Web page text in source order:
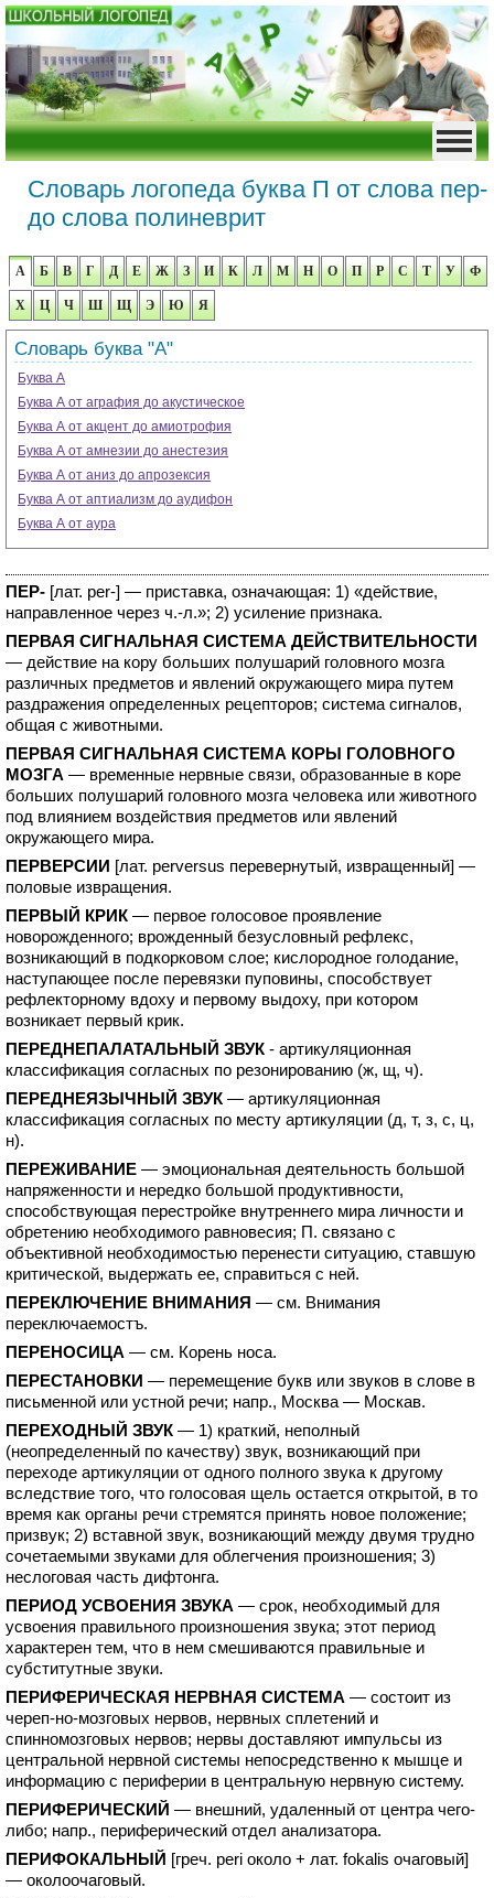
Словарь логопеда буква П от слова пер-
до слова полиневрит
А Б В Г Д Е Ж З И К Л М Н О П Р С Т У Ф
Х Ц Ч Ш Щ Э Ю Я
Словарь буква "А"
Буква А
Буква А от аграфия до акустическое
Буква А от акцент до амиотрофия
Буква А от амнезии до анестезия
Буква А от аниз до апрозексия
Буква А от аптиализм до аудифон
Буква А от аура
ПЕР- [лат. per-] — приставка, означающая: 1) «действие,
направленное через ч.-л.»; 2) усиление признака.
ПЕРВАЯ СИГНАЛЬНАЯ СИСТЕМА ДЕЙСТВИТЕЛЬНОСТИ
— действие на кору больших полушарий головного мозга
различных предметов и явлений окружающего мира путем
раздражения определенных рецепторов; система сигналов,
общая с животными.
ПЕРВАЯ СИГНАЛЬНАЯ СИСТЕМА КОРЫ ГОЛОВНОГО
МОЗГА — временные нервные связи, образованные в коре
больших полушарий головного мозга человека или животного
под влиянием воздействия предметов или явлений
окружающего мира.
ПЕРВЕРСИИ [лат. perversus перевернутый, извращенный] —
половые извращения.
ПЕРВЫЙ КРИК — первое голосовое проявление
новорожденного; врожденный безусловный рефлекс,
возникающий в подкорковом слое; кислородное голодание,
наступающее после перевязки пуповины, способствует
рефлекторному вдоху и первому выдоху, при котором
возникает первый крик.
ПЕРЕДНЕПАЛАТАЛЬНЫЙ ЗВУК - артикуляционная
классификация согласных по резонированию (ж, щ, ч).
ПЕРЕДНЕЯЗЫЧНЫЙ ЗВУК — артикуляционная
классификация согласных по месту артикуляции (д, т, з, с, ц,
н).
ПЕРЕЖИВАНИЕ — эмоциональная деятельность большой
напряженности и нередко большой продуктивности,
способствующая перестройке внутреннего мира личности и
обретению необходимого равновесия; П. связано с
объективной необходимостью перенести ситуацию, ставшую
критической, выдержать ее, справиться с ней.
ПЕРЕКЛЮЧЕНИЕ ВНИМАНИЯ — см. Внимания
переключаемостъ.
ПЕРЕНОСИЦА — см. Корень носа.
ПЕРЕСТАНОВКИ — перемещение букв или звуков в слове в
письменной или устной речи; напр., Москва — Москав.
ПЕРЕХОДНЫЙ ЗВУК — 1) краткий, неполный
(неопределенный по качеству) звук, возникающий при
переходе артикуляции от одного полного звука к другому
вследствие того, что голосовая щель остается открытой, в то
время как органы речи стремятся принять новое положение;
призвук; 2) вставной звук, возникающий между двумя трудно
сочетаемыми звуками для облегчения произношения; 3)
неслоговая часть дифтонга.
ПЕРИОД УСВОЕНИЯ ЗВУКА — срок, необходимый для
усвоения правильного произношения звука; этот период
характерен тем, что в нем смешиваются правильные и
субститутные звуки.
ПЕРИФЕРИЧЕСКАЯ НЕРВНАЯ СИСТЕМА — состоит из
череп-но-мозговых нервов, нервных сплетений и
спинномозговых нервов; нервы доставляют импульсы из
центральной нервной системы непосредственно к мышце и
информацию с периферии в центральную нервную систему.
ПЕРИФЕРИЧЕСКИЙ — внешний, удаленный от центра чего-
либо; напр., периферический отдел анализатора.
ПЕРИФОКАЛЬНЫЙ [греч. peri около + лат. fokalis очаговый]
— околоочаговый.